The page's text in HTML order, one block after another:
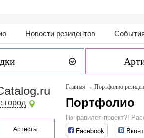
Новости резидентов
город
Артисты
Главная → Портфолио
Портфолио
Понравился проект?!
Facebook